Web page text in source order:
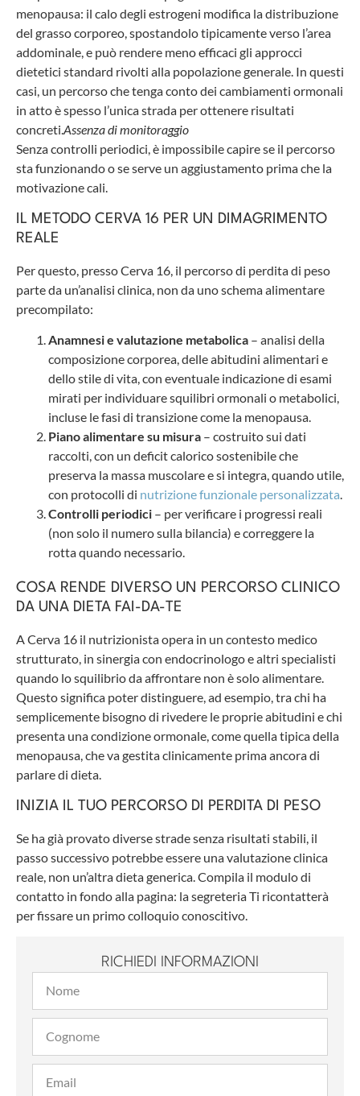
menopausa: il calo degli estrogeni modifica la distribuzione
del grasso corporeo, spostandolo tipicamente verso l’area
addominale, e può rendere meno efficaci gli approcci
dietetici standard rivolti alla popolazione generale. In questi
casi, un percorso che tenga conto dei cambiamenti ormonali
in atto è spesso l’unica strada per ottenere risultati
concreti.Assenza di monitoraggio
Senza controlli periodici, è impossibile capire se il percorso
sta funzionando o se serve un aggiustamento prima che la
motivazione cali.
IL METODO CERVA 16 PER UN DIMAGRIMENTO
REALE
Per questo, presso Cerva 16, il percorso di perdita di peso
parte da un’analisi clinica, non da uno schema alimentare
precompilato:
Anamnesi e valutazione metabolica – analisi della
composizione corporea, delle abitudini alimentari e
dello stile di vita, con eventuale indicazione di esami
mirati per individuare squilibri ormonali o metabolici,
incluse le fasi di transizione come la menopausa.
Piano alimentare su misura – costruito sui dati
raccolti, con un deficit calorico sostenibile che
preserva la massa muscolare e si integra, quando utile,
con protocolli di nutrizione funzionale personalizzata.
Controlli periodici – per verificare i progressi reali
(non solo il numero sulla bilancia) e correggere la
rotta quando necessario.
COSA RENDE DIVERSO UN PERCORSO CLINICO
DA UNA DIETA FAI-DA-TE
A Cerva 16 il nutrizionista opera in un contesto medico
strutturato, in sinergia con endocrinologo e altri specialisti
quando lo squilibrio da affrontare non è solo alimentare.
Questo significa poter distinguere, ad esempio, tra chi ha
semplicemente bisogno di rivedere le proprie abitudini e chi
presenta una condizione ormonale, come quella tipica della
menopausa, che va gestita clinicamente prima ancora di
parlare di dieta.
INIZIA IL TUO PERCORSO DI PERDITA DI PESO
Se ha già provato diverse strade senza risultati stabili, il
passo successivo potrebbe essere una valutazione clinica
reale, non un’altra dieta generica. Compila il modulo di
contatto in fondo alla pagina: la segreteria Ti ricontatterà
per fissare un primo colloquio conoscitivo.
RICHIEDI INFORMAZIONI